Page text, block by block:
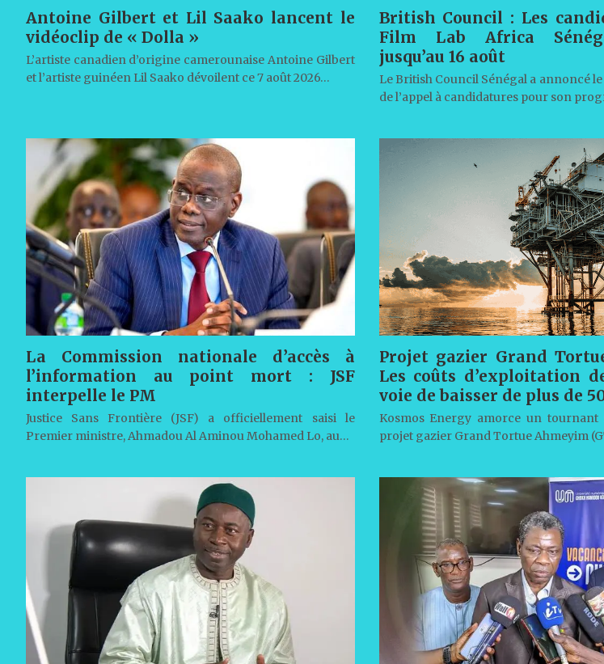
Antoine Gilbert et Lil Saako lancent le
vidéoclip de « Dolla »
L’artiste canadien d’origine camerounaise Antoine Gilbert
et l’artiste guinéen Lil Saako dévoilent ce 7 août 2026…
British Council : Les
Film Lab Africa
jusqu’au 16 août
Le British Council Sénégal a annoncé
de l’appel à candidatures pour son
La Commission nationale d’accès à
l’information au point mort : JSF
interpelle le PM
Justice Sans Frontière (JSF) a officiellement saisi le
Premier ministre, Ahmadou Al Aminou Mohamed Lo, au…
Projet gazier Grand
Les coûts d’exploitation
voie de baisser de plus de
Kosmos Energy amorce un tournant
projet gazier Grand Tortue Ahmeyim